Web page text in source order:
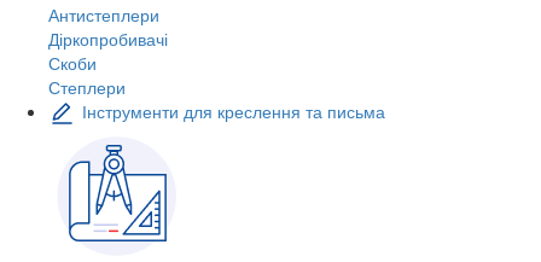
Антистеплери
Діркопробивачі
Скоби
Степлери
Інструменти для креслення та письма